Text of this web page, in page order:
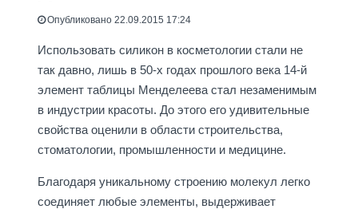
Опубликовано 22.09.2015 17:24
Использовать силикон в косметологии стали не
так давно, лишь в 50-х годах прошлого века 14-й
элемент таблицы Менделеева стал незаменимым
в индустрии красоты. До этого его удивительные
свойства оценили в области строительства,
стоматологии, промышленности и медицине.
Благодаря уникальному строению молекул легко
соединяет любые элементы, выдерживает